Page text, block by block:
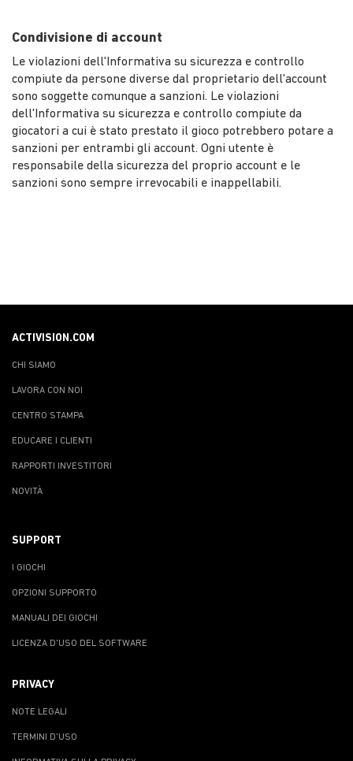
Condivisione di account
Le violazioni dell'Informativa su sicurezza e controllo
compiute da persone diverse dal proprietario dell'account
sono soggette comunque a sanzioni. Le violazioni
dell'Informativa su sicurezza e controllo compiute da
giocatori a cui è stato prestato il gioco potrebbero potare a
sanzioni per entrambi gli account. Ogni utente è
responsabile della sicurezza del proprio account e le
sanzioni sono sempre irrevocabili e inappellabili.
ACTIVISION.COM
CHI SIAMO
LAVORA CON NOI
CENTRO STAMPA
EDUCARE I CLIENTI
RAPPORTI INVESTITORI
NOVITÀ
SUPPORT
I GIOCHI
OPZIONI SUPPORTO
MANUALI DEI GIOCHI
LICENZA D'USO DEL SOFTWARE
PRIVACY
NOTE LEGALI
TERMINI D'USO